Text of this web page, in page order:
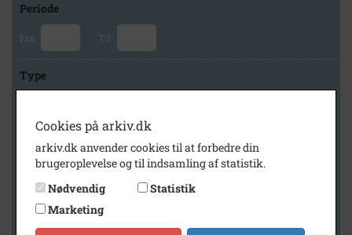
Periode
Fra Til
Type
Arkiv
Høng Lokalhistoriske Arkiv
Cookies på arkiv.dk
arkiv.dk anvender cookies til at forbedre din
brugeroplevelse og til indsamling af statistik.
Nødvendig
Statistik
Marketing